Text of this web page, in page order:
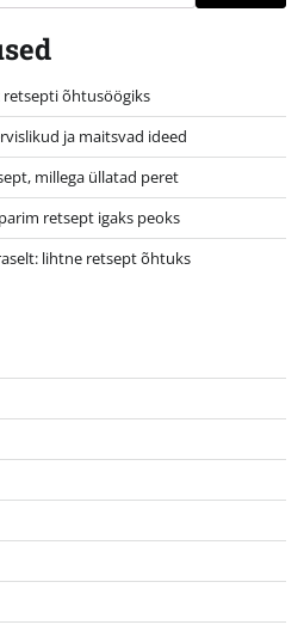
retsepti õhtusöögiks
ja maitsvad ideed
millega üllatad peret
retsept igaks peoks
lihtne retsept õhtuks